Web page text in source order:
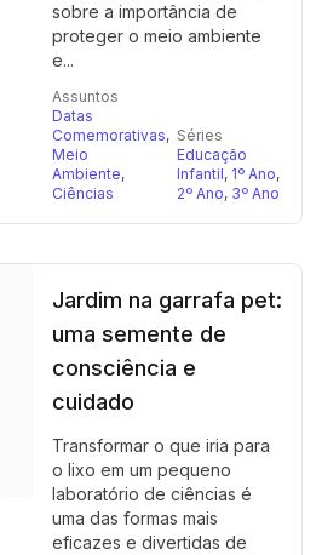
sobre a importância de
proteger o meio ambiente
e...
Assuntos
Datas
Comemorativas,
Meio
Ambiente,
Ciências
Séries
Educação
Infantil, 1º Ano,
2º Ano, 3º Ano
Jardim na garrafa pet:
uma semente de
consciência e
cuidado
Transformar o que iria para
o lixo em um pequeno
laboratório de ciências é
uma das formas mais
eficazes e divertidas de